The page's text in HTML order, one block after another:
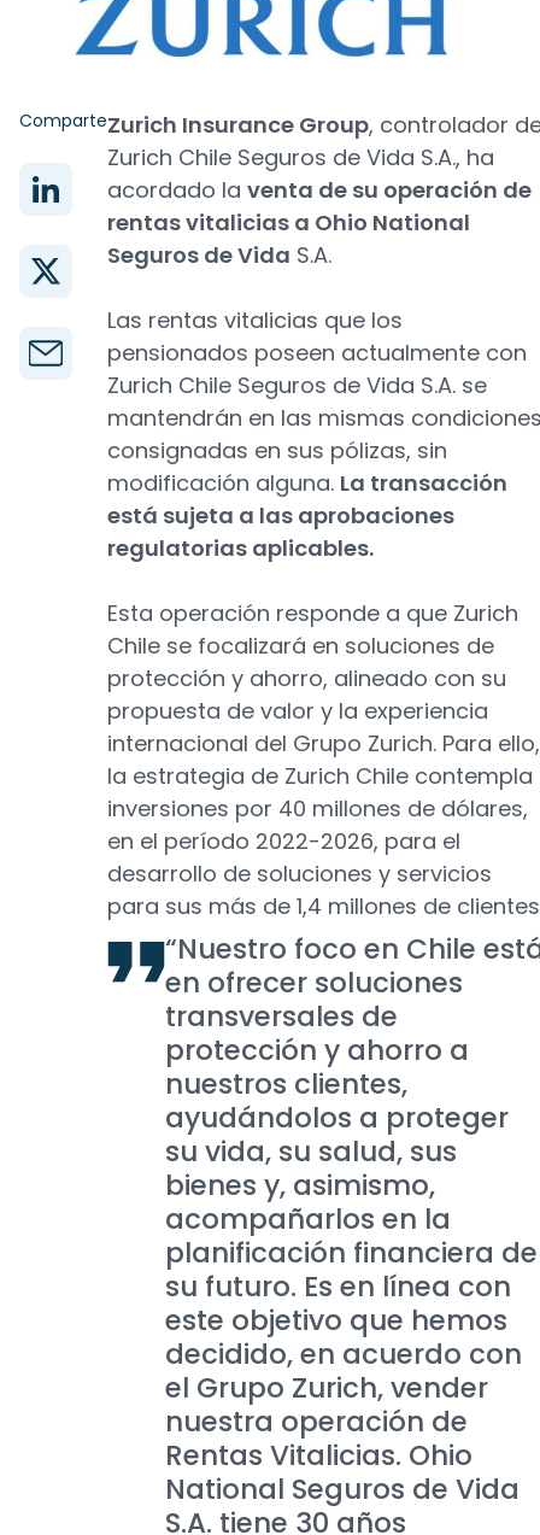
ComparteZurich Insurance Group, controlador
Zurich Chile Seguros de Vida S.A., ha
acordado la venta de su operación de
rentas vitalicias a Ohio National
Seguros de Vida S.A.
Las rentas vitalicias que los
pensionados poseen actualmente con
Zurich Chile Seguros de Vida S.A. se
mantendrán en las mismas
consignadas en sus pólizas, sin
modificación alguna. La transacción
está sujeta a las aprobaciones
regulatorias aplicables.
Esta operación responde a que Zurich
Chile se focalizará en soluciones de
protección y ahorro, alineado con su
propuesta de valor y la experiencia
internacional del Grupo Zurich. Para ello,
la estrategia de Zurich Chile contempla
inversiones por 40 millones de dólares,
en el período 2022-2026, para el
desarrollo de soluciones y servicios
para sus más de 1,4 millones de
“Nuestro foco en Chile
en ofrecer soluciones
transversales de
protección y ahorro a
nuestros clientes,
ayudándolos a proteger
su vida, su salud, sus
bienes y, asimismo,
acompañarlos en la
planificación financiera de
su futuro. Es en línea con
este objetivo que hemos
decidido, en acuerdo con
el Grupo Zurich, vender
nuestra operación de
Rentas Vitalicias. Ohio
National Seguros de Vida
S.A. tiene 30 años